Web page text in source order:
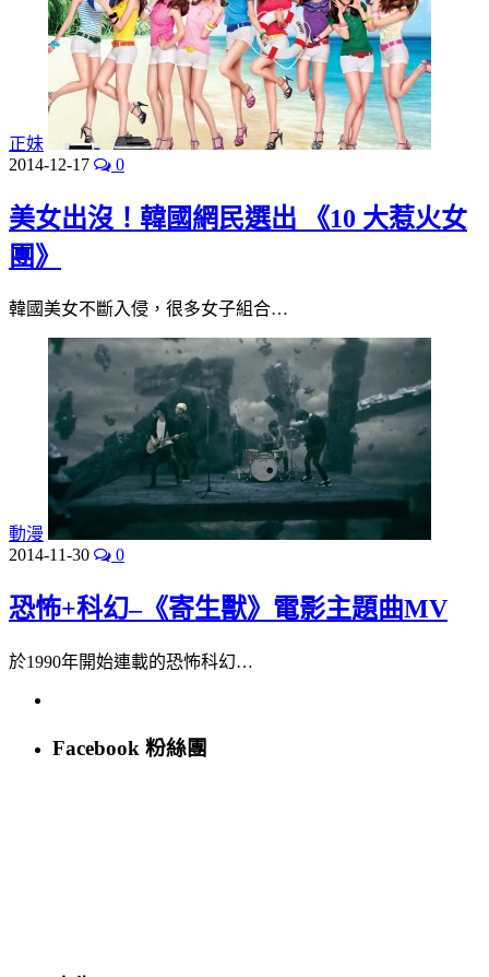
正妹
2014-12-17
0
美女出沒！韓國網民選出 《10 大惹火女
團》
韓國美女不斷入侵，很多女子組合…
動漫
2014-11-30
0
恐怖+科幻–《寄生獸》電影主題曲MV
於1990年開始連載的恐怖科幻…
Facebook 粉絲團